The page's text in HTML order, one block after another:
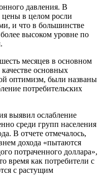
давления. В
цены в целом росли
и что в большинстве
высоком уровне по
месяцев в основном
основных
оптимизм, были названы
потребительских
выявил ослабление
среди групп населения
В отчете отмечалось,
дохода «пытаются
потраченного доллара»,
время как потребители с
с растущим